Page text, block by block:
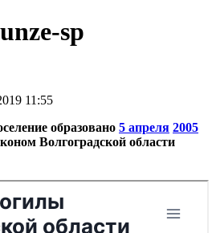
sp
11:55
образовано 5 апреля 2005
Волгоградской области